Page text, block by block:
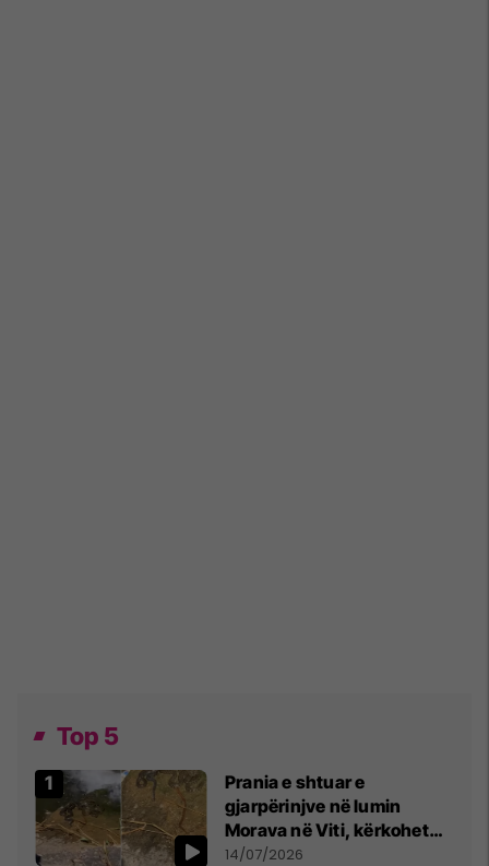
Top 5
Prania e shtuar e
gjarpërinjve në lumin
Morava në Viti, kërkohet
kujdes nga qytetarët
14/07/2026